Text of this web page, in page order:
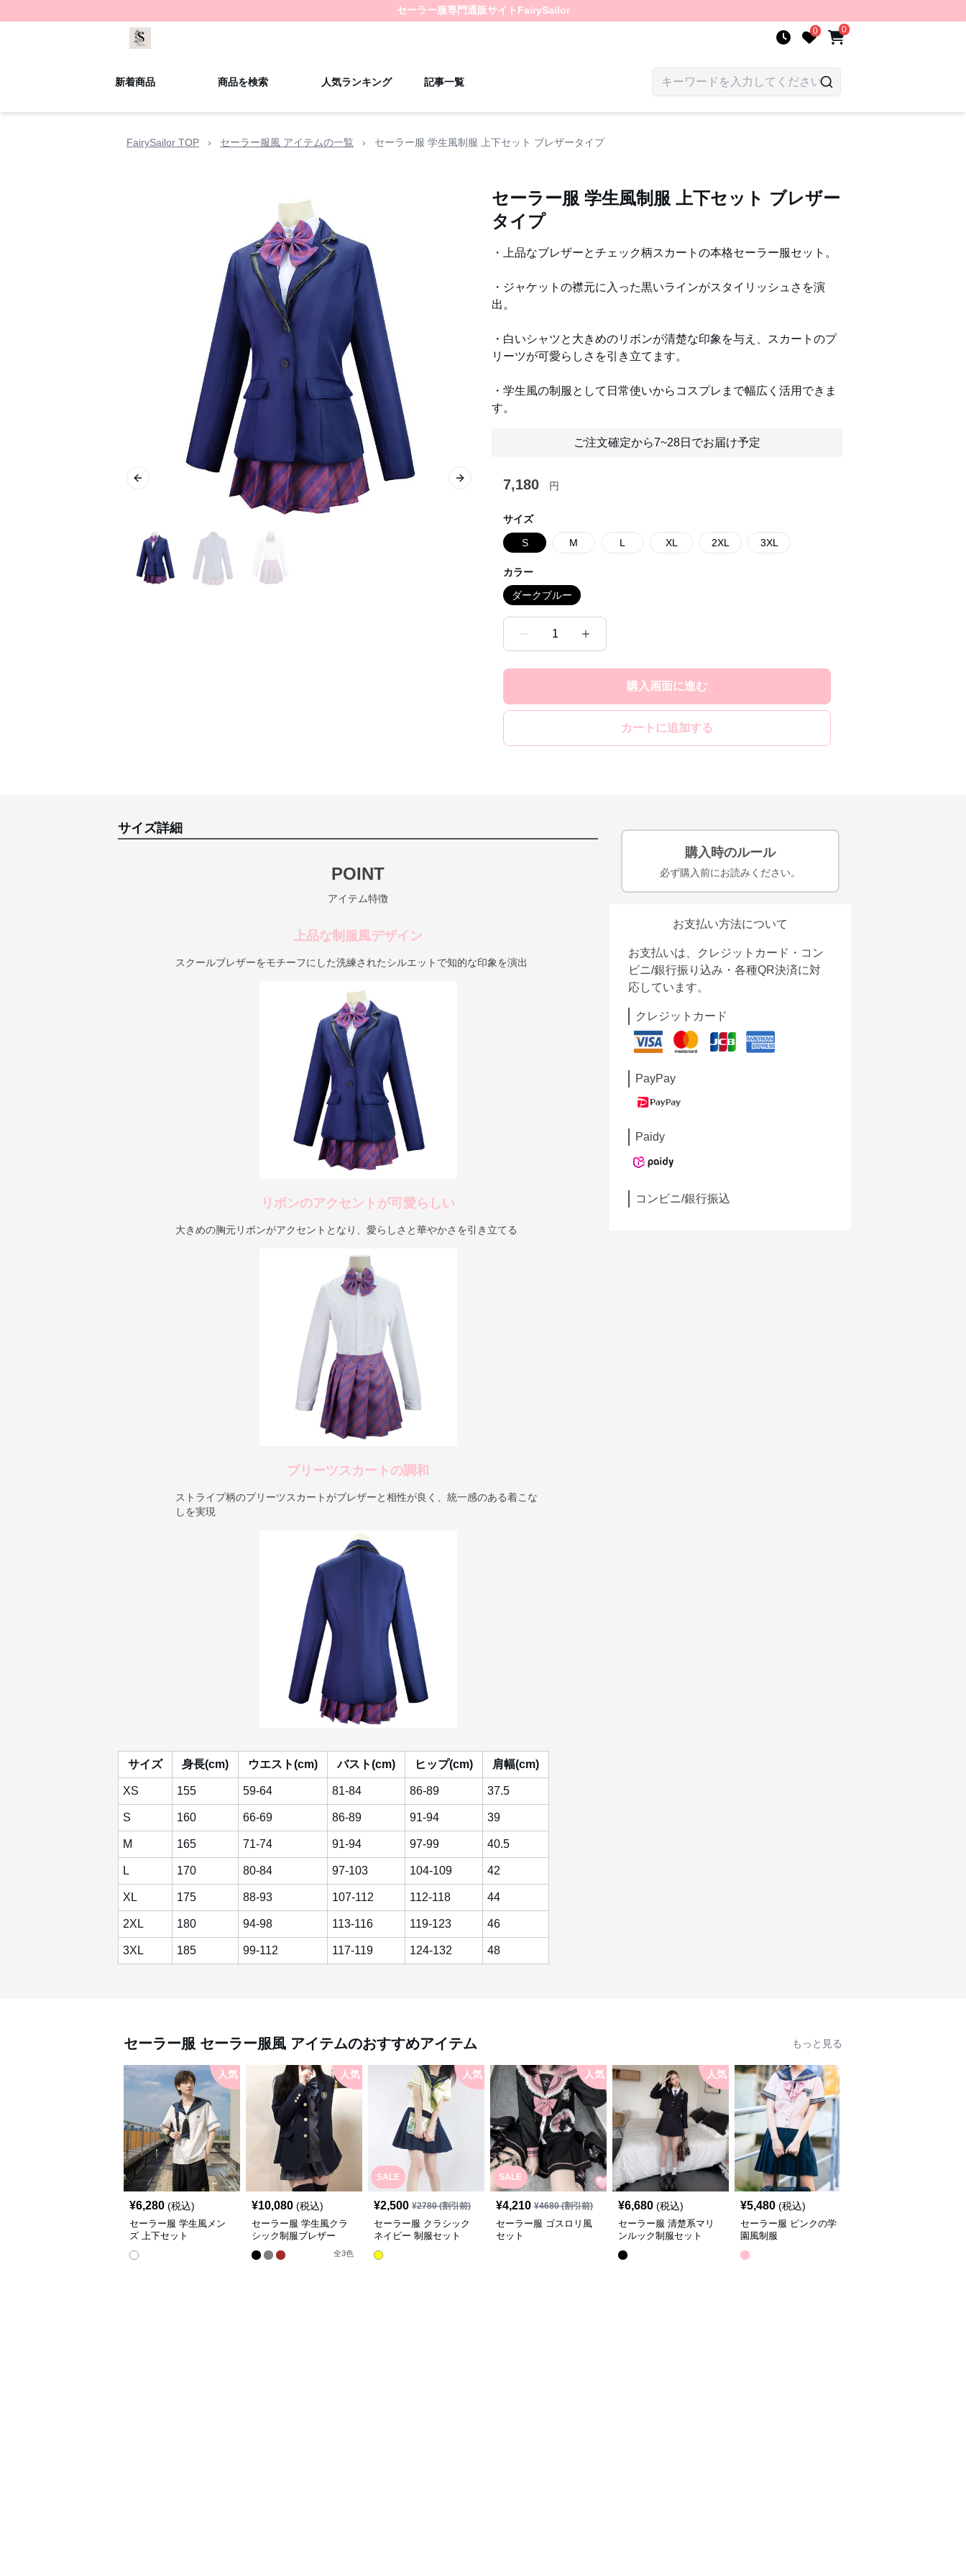
セーラー服専門通販サイト FairySailor
0 0
新着商品 商品を検索 人気ランキング 記事一覧
FairySailor TOP › セーラー服風 アイテムの一覧 › セーラー服 学生風制服 上下セット ブレザータイプ
Previous slide Next slide
セーラー服 学生風制服 上下セット ブレザー
タイプ
・上品なブレザーとチェック柄スカートの本格セーラー服セット。
・ジャケットの襟元に入った黒いラインがスタイリッシュさを演
出。
・白いシャツと大きめのリボンが清楚な印象を与え、スカートのプ
リーツが可愛らしさを引き立てます。
・学生風の制服として日常使いからコスプレまで幅広く活用できま
す。
ご注文確定から7~28日でお届け予定
7,180 円
サイズ
S M L XL 2XL 3XL
カラー
ダークブルー
1
購入画面に進む
カートに追加する
サイズ詳細
POINT
アイテム特徴
上品な制服風デザイン
スクールブレザーをモチーフにした洗練されたシルエットで知的な印象を演出
リボンのアクセントが可愛らしい
大きめの胸元リボンがアクセントとなり、愛らしさと華やかさを引き立てる
プリーツスカートの調和
ストライプ柄のプリーツスカートがブレザーと相性が良く、統一感のある着こな
しを実現
サイズ 身長(cm) ウエスト(cm) バスト(cm) ヒップ(cm) 肩幅(cm)
XS 155 59-64 81-84 86-89 37.5
S 160 66-69 86-89 91-94 39
M 165 71-74 91-94 97-99 40.5
L 170 80-84 97-103 104-109 42
XL 175 88-93 107-112 112-118 44
2XL 180 94-98 113-116 119-123 46
3XL 185 99-112 117-119 124-132 48
購入時のルール
必ず購入前にお読みください。
お支払い方法について
お支払いは、クレジットカード・コン
ビニ/銀行振り込み・各種QR決済に対
応しています。
クレジットカード
PayPay
Paidy
コンビニ/銀行振込
セーラー服 セーラー服風 アイテムのおすすめアイテム もっと見る
人気
¥6,280 (税込)
セーラー服 学生風メン
ズ 上下セット
人気
¥10,080 (税込)
セーラー服 学生風クラ
シック制服ブレザー
全3色
SALE
人気
¥2,500 ¥2780(割引前)
セーラー服 クラシック
ネイビー 制服セット
SALE
人気
¥4,210 ¥4680(割引前)
セーラー服 ゴスロリ風
セット
人気
¥6,680 (税込)
セーラー服 清楚系マリ
ンルック制服セット
¥5,480 (税込)
セーラー服 ピンクの学
園風制服